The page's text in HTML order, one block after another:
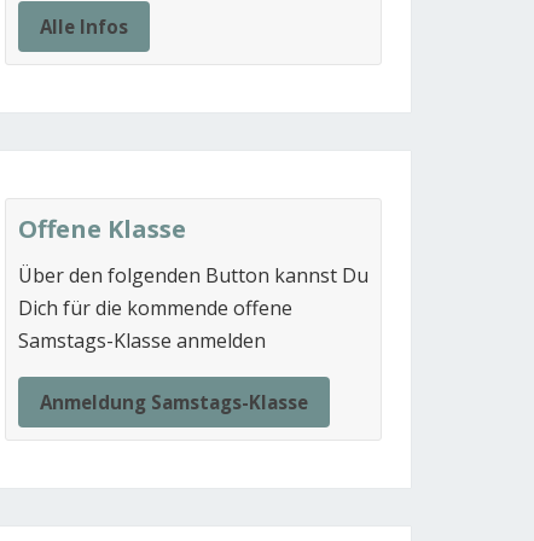
Alle Infos
Offene Klasse
Über den folgenden Button kannst Du
Dich für die kommende offene
Samstags-Klasse anmelden
Anmeldung Samstags-Klasse